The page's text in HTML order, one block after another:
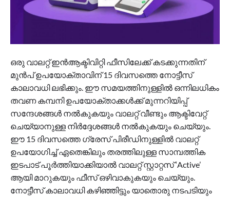
ഒരു വാലറ്റ് ഇൻആക്ടിവിറ്റി ഫീസിലേക്ക് കടക്കുന്നതിന്
മുൻപ് ഉപയോക്താവിന് 15 ദിവസത്തെ നോട്ടീസ്
കാലാവധി ലഭിക്കും. ഈ സമയത്തിനുള്ളിൽ ഒന്നിലധികം
തവണ കമ്പനി ഉപയോക്താക്കൾക്ക് മുന്നറിയിപ്പ്
സന്ദേശങ്ങൾ നൽകുകയും വാലറ്റ് വീണ്ടും ആക്ടിവേറ്റ്
ചെയ്യാനുള്ള നിർദ്ദേശങ്ങൾ നൽകുകയും ചെയ്യും.
ഈ 15 ദിവസത്തെ ഗ്രേസ് പിരീഡിനുള്ളിൽ വാലറ്റ്
ഉപയോഗിച്ച് ഏതെങ്കിലും തരത്തിലുള്ള സാമ്പത്തിക
ഇടപാട് പൂർത്തിയാക്കിയാൽ വാലറ്റ് സ്റ്റാറ്റസ് ‘Active’
ആയി മാറുകയും ഫീസ് ഒഴിവാകുകയും ചെയ്യും.
നോട്ടീസ് കാലാവധി കഴിഞ്ഞിട്ടും യാതൊരു നടപടിയും